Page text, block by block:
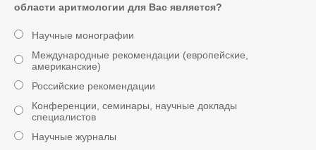
области аритмологии для Вас является?
Научные монографии
Международные рекомендации (европейские,
американские)
Российские рекомендации
Конференции, семинары, научные доклады
специалистов
Научные журналы